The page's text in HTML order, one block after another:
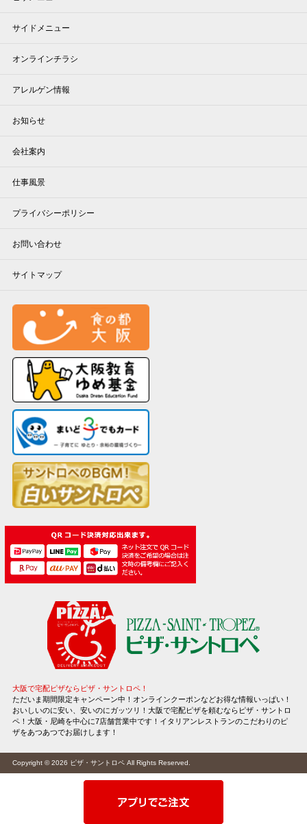
サイドメニュー
オンラインチラシ
アレルゲン情報
お知らせ
会社案内
仕事風景
プライバシーポリシー
お問い合わせ
サイトマップ
大阪で宅配ピザならピザ・サントロペ！
ただいま期間限定キャンペーン中！オンラインクーポンなどお得な情報いっぱい！
おいしいのに安い、安いのにガッツリ！大阪で宅配ピザを頼むならピザ・サントロ
ペ！大阪・尼崎を中心に7店舗営業中です！イタリアンレストランのこだわりのピ
ザをあつあつでお届けします！
Copyright © 2026 ピザ・サントロペAll Rights Reserved.